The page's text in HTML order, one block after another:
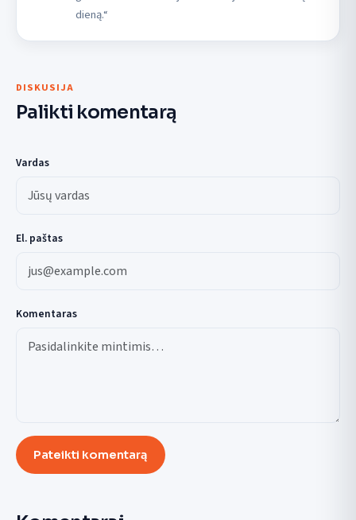
dieną.“
DISKUSIJA
Palikti komentarą
Vardas
El. paštas
Komentaras
Pateikti komentarą